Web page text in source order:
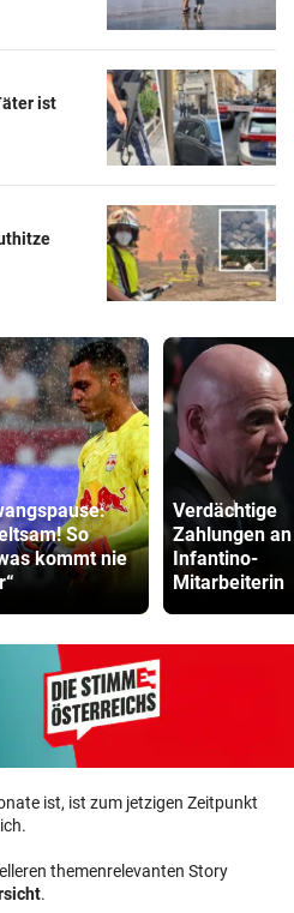
ist
So
kommt nie
Verdächtige
Zahlungen an
Infantino-
Mitarbeiterin
ist, ist zum jetzigen Zeitpunkt
themenrelevanten Story
.